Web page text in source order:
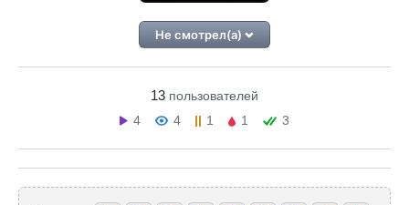
Не смотрел(а)
13 пользователей
4
4 1 1 3